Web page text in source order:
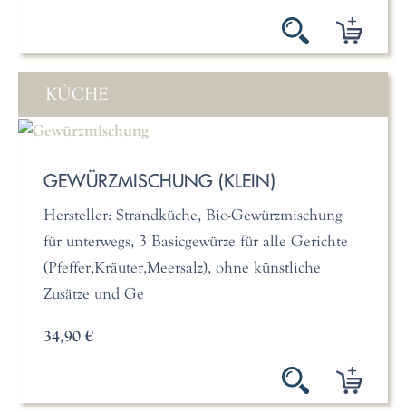
KÜCHE
GEWÜRZMISCHUNG (KLEIN)
Hersteller: Strandküche, Bio-Gewürzmischung
für unterwegs, 3 Basicgewürze für alle Gerichte
(Pfeffer,Kräuter,Meersalz), ohne künstliche
Zusätze und Ge
34,90 €